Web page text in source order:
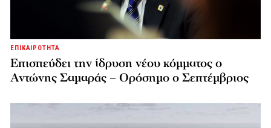
ΕΠΙΚΑΙΡΟΤΗΤΑ
Επισπεύδει την ίδρυση νέου κόμματος o
Αντώνης Σαμαράς – Ορόσημο ο Σεπτέμβριος